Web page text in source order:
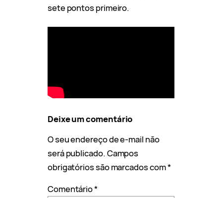
sete pontos primeiro.
Deixe um comentário
O seu endereço de e-mail não
será publicado. Campos
obrigatórios são marcados com*
Comentário*